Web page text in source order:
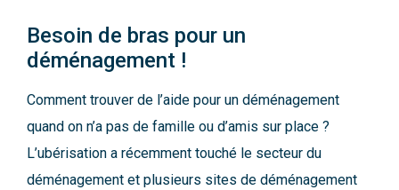
Besoin de bras pour un
déménagement !
Comment trouver de l’aide pour un déménagement
quand on n’a pas de famille ou d’amis sur place ?
L’ubérisation a récemment touché le secteur du
déménagement et plusieurs sites de déménagement